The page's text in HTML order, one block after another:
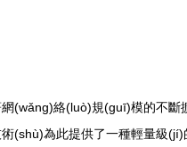
網(wǎng)絡(luò)規(guī)模的不
(shù)為此提供了一種輕量級